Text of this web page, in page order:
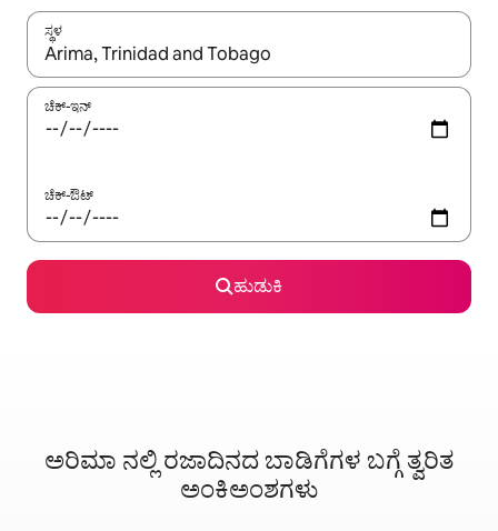
ಸ್ಥಳ
ಫಲಿತಾಂಶಗಳು ಲಭ್ಯವಿರುವಾಗ, ಅಪ್ ಮತ್ತು ಡೌನ್ ಬಾಣದ ಕೀಲಿಗಳೊಂದಿಗೆ
ಚೆಕ್-ಇನ್
ಚೆಕ್-ಔಟ್
ಹುಡುಕಿ
ಅರಿಮಾ ನಲ್ಲಿ ರಜಾದಿನದ ಬಾಡಿಗೆಗಳ ಬಗ್ಗೆ ತ್ವರಿತ
ಅಂಕಿಅಂಶಗಳು